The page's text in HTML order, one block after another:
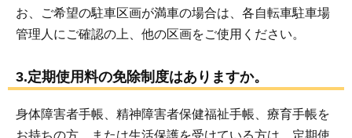
お、ご希望の駐車区画が満車の場合は、各自転車駐車場
管理人にご確認の上、他の区画をご使用ください。
3.定期使用料の免除制度はありますか。
身体障害者手帳、精神障害者保健福祉手帳、療育手帳を